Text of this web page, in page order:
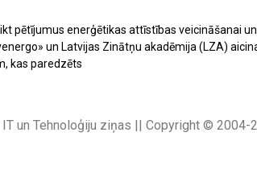
pētījumus enerģētikas attīstības veicināšanai un
un Latvijas Zinātņu akadēmija (LZA)
kas paredzēts
IT un Tehnoloģiju ziņas || Copyright © 2004-